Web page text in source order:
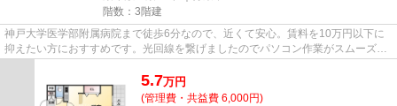
階数：3階建
神戸大学医学部附属病院まで徒歩6分なので、近くて安心。賃料を10万円以下に
抑えたい方におすすめです。光回線を繋げましたのでパソコン作業がスムーズで
5.7万円
(管理費・共益費 6,000円)